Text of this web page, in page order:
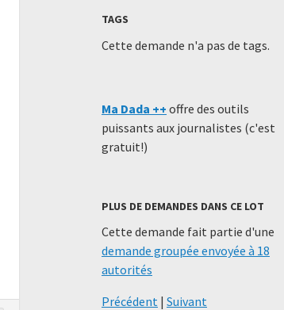
TAGS
Cette demande n'a pas de tags.
Ma Dada ++ offre des outils
puissants aux journalistes (c'est
gratuit!)
PLUS DE DEMANDES DANS CE LOT
Cette demande fait partie d'une
demande groupée envoyée à 18
autorités
Précédent | Suivant